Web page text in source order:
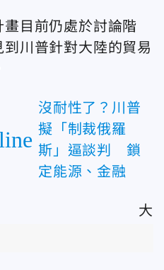
目前仍處於討論階
川普針對大陸的貿易
沒耐性了？川普
擬「制裁俄羅
斯」逼談判 鎖
定能源、金融